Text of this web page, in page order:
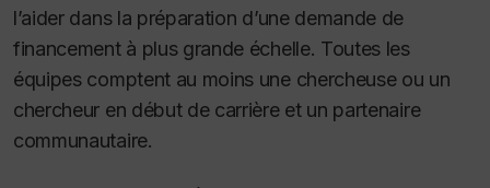
l’aider dans la préparation d’une demande de
financement à plus grande échelle. Toutes les
équipes comptent au moins une chercheuse ou un
chercheur en début de carrière et un partenaire
communautaire.